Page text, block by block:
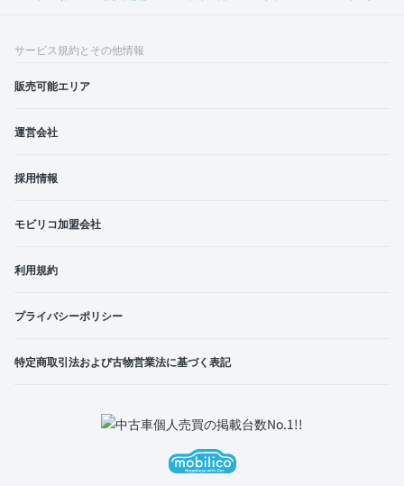
サービス規約とその他情報
販売可能エリア
運営会社
採用情報
モビリコ加盟会社
利用規約
プライバシーポリシー
特定商取引法および古物営業法に基づく表記